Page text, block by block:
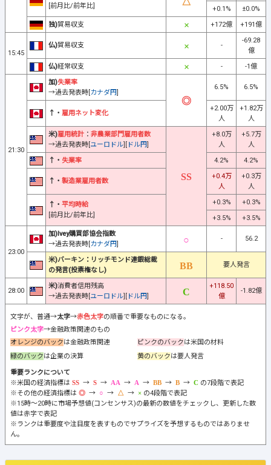
[前月比/前年比]
+0.1%
±0.0%
独)貿易収支 +172億 +191億
15:45
仏)貿易収支 -
-69.28
億
仏)経常収支 - -1億
21:30
加)失業率
→過去発表時[カナダ円]
6.5% 6.5%
↑・ 雇用ネット変化
+2.00万
人
+1.82万
人
米)雇用統計 ： 非農業部門雇用者数
→過去発表時[ユーロドル][ ドル円]
+8.0万
人
+5.7万
人
↑・ 失業率 4.2% 4.2%
↑・ 製造業雇用者数
+0.4万
人
+0.3万
人
↑・ 平均時給
[前月比/前年比]
+0.3%
+0.3%
+3.5%
+3.5%
23:00
加)Ivey購買部協会指数
→過去発表時[カナダ円]
- 56.2
米)バーキン：リッチモンド連銀総裁
の発言(投票権なし)
要人発言
28:00
米)消費者信用残高
→過去発表時[ユーロドル][ ドル円]
+118.50
億
-1.82億
文字が、普通→太字→赤色太字の順番で重要なものになる。
ピンク太字→金融政策関連のもの
オレンジのバックは金融政策関連 ピンクのバックは米国の材料
緑のバックは企業の決算 黄のバックは要人発言
重要ランクについて
※米国の経済指標は
→ → → → → →
の7段階で表記
※その他の経済指標は
→ → →
の4段階で表記
※15時～20時に市場予想値(コンセンサス)の最新の数値をチェックし、更新した数
値は赤字で表記
※ランクは重要度や注目度を表すものでサプライズを予想するものではありませ
ん。